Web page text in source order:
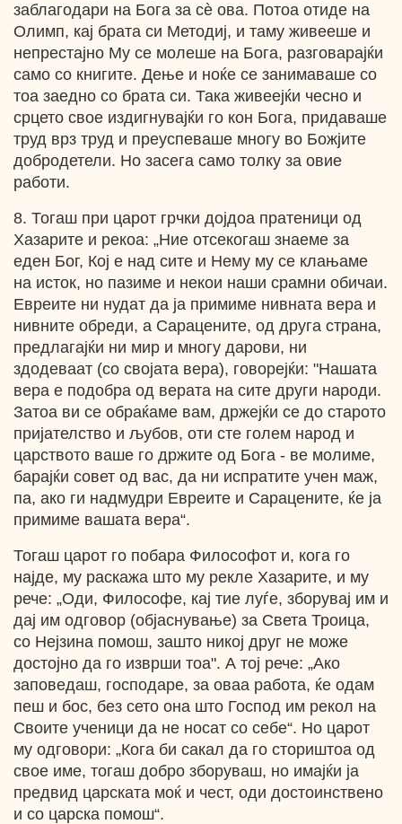
заблагодари на Бога за сѐ ова. Потоа отиде на
Олимп, кај брата си Методиј, и таму живееше и
непрестајно Му се молеше на Бога, разговарајќи
само со книгите. Дење и ноќе се занимаваше со
тоа заедно со брата си. Така живеејќи чесно и
срцето свое издигнувајќи го кон Бога, придаваше
труд врз труд и преуспеваше многу во Божјите
добродетели. Но засега само толку за овие
работи.
8. Тогаш при царот грчки дојдоа пратеници од
Хазарите и рекоа: „Ние отсекогаш знаеме за
еден Бог, Кој е над сите и Нему му се клањаме
на исток, но пазиме и некои наши срамни обичаи.
Евреите ни нудат да ја примиме нивната вера и
нивните обреди, а Сарацените, од друга страна,
предлагајќи ни мир и многу дарови, ни
здодеваат (со својата вера), говорејќи: "Нашата
вера е подобра од верата на сите други народи.
Затоа ви се обраќаме вам, држејќи се до старото
пријателство и љубов, оти сте голем народ и
царството ваше го држите од Бога - ве молиме,
барајќи совет од вас, да ни испратите учен маж,
па, ако ги надмудри Евреите и Сарацените, ќе ја
примиме вашата вера“.
Тогаш царот го побара Философот и, кога го
најде, му раскажа што му рекле Хазарите, и му
рече: „Оди, Философе, кај тие луѓе, зборувај им и
дај им одговор (објаснување) за Света Троица,
со Нејзина помош, зашто никој друг не може
достојно да го изврши тоа". А тој рече: „Ако
заповедаш, господаре, за оваа работа, ќе одам
пеш и бос, без сето она што Господ им рекол на
Своите ученици да не носат со себе“. Но царот
му одговори: „Кога би сакал да го сториштоа од
свое име, тогаш добро зборуваш, но имајќи ја
предвид царската моќ и чест, оди достоинствено
и со царска помош“.